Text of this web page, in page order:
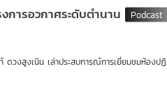
การอวกาศระดับตำนาน
สูงเนิน เล่าประสบการณ์การเยี่ยมชมห้องป